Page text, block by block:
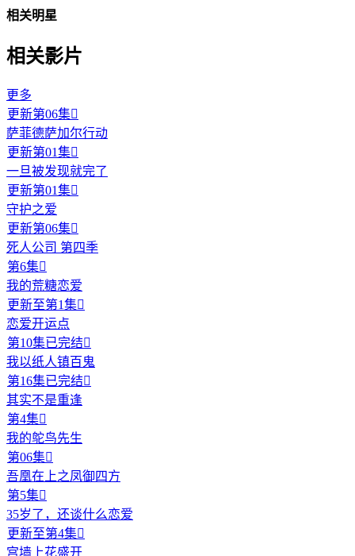
相关明星
相关影片
更多
更新第06集
萨菲德萨加尔行动
更新第01集
一旦被发现就完了
更新第01集
守护之爱
更新第06集
死人公司 第四季
第6集
我的荒糖恋爱
更新至第1集
恋爱开运点
第10集已完结
我以纸人镇百鬼
第16集已完结
其实不是重逢
第4集
我的鸵鸟先生
第06集
吾凰在上之凤御四方
第5集
35岁了，还谈什么恋爱
更新至第4集
宫墙上花盛开